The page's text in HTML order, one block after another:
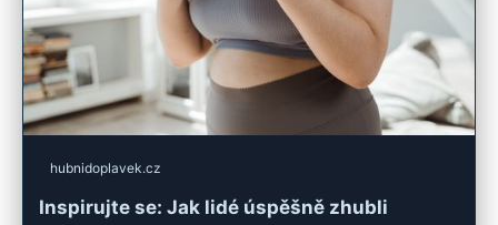
hubnidoplavek.cz
Inspirujte se: Jak lidé úspěšně zhubli